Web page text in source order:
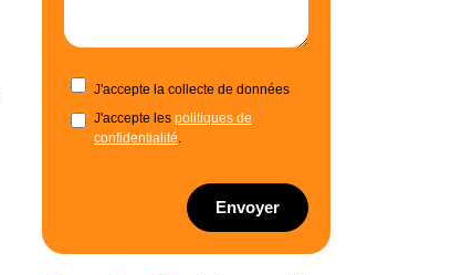
J'accepte la collecte de données
J'accepte les politiques de
confidentialité.
Envoyer